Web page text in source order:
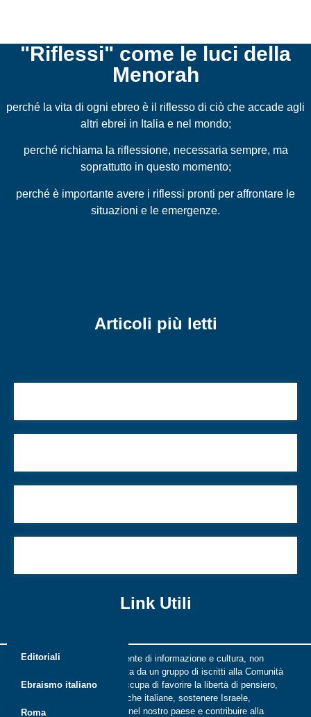
"Riflessi" come le luci della
Menorah
perché la vita di ogni ebreo è il riflesso di ciò che accade agli
altri ebrei in Italia e nel mondo;
perché richiama la riflessione, necessaria sempre, ma
soprattutto in questo momento;
perché è importante avere i riflessi pronti per affrontare le
situazioni e le emergenze.
Articoli più letti
Link Utili
Editoriali
Ebraismo italiano
Roma
Riflessi è una rivista indipendente di informazione e cultura, non
periodica, digitale e on line nata da un gruppo di iscritti alla Comunità
ebraica di Roma. Riflessi si occupa di favorire la libertà di pensiero,
il dialogo tra le comunità ebraiche italiane, sostenere Israele,
promuovere la cultura ebraica nel nostro paese e contribuire alla